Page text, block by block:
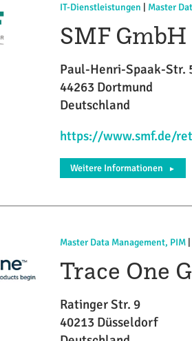
IT-Dienstleistungen Master
SMF GmbH
Paul-Henri-Spaak-Str.
44263 Dortmund
Deutschland
https://www.smf.de/
Weitere Informationen ►
Master Data Management, PIM
Trace One
Ratinger Str. 9
40213 Düsseldorf